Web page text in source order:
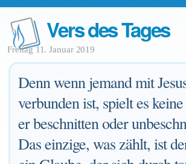
Vers des Tages
Freitag 11. Januar 2019
Denn wenn jemand mit
verbunden ist, spielt es
er beschnitten oder
Das einzige, was zählt, ist